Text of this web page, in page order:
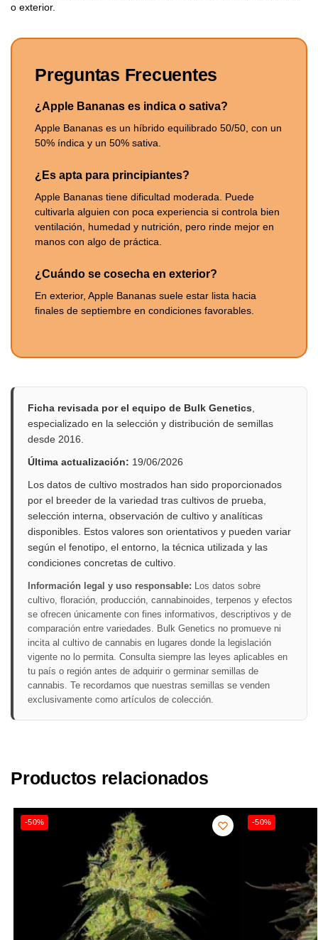
o exterior.
Preguntas Frecuentes
¿Apple Bananas es indica o sativa?
Apple Bananas es un híbrido equilibrado 50/50, con un
50% índica y un 50% sativa.
¿Es apta para principiantes?
Apple Bananas tiene dificultad moderada. Puede
cultivarla alguien con poca experiencia si controla bien
ventilación, humedad y nutrición, pero rinde mejor en
manos con algo de práctica.
¿Cuándo se cosecha en exterior?
En exterior, Apple Bananas suele estar lista hacia
finales de septiembre en condiciones favorables.
Ficha revisada por el equipo de Bulk Genetics
especializado en la selección y distribución de semillas
desde 2016.
Última actualización: 19/06/2026
Los datos de cultivo mostrados han sido proporcionados
por el breeder de la variedad tras cultivos de prueba,
selección interna, observación de cultivo y analíticas
disponibles. Estos valores son orientativos y pueden variar
según el fenotipo, el entorno, la técnica utilizada y las
condiciones concretas de cultivo.
Información legal y uso responsable: Los datos sobre
cultivo, floración, producción, cannabinoides, terpenos y efectos
se ofrecen únicamente con fines informativos, descriptivos y de
comparación entre variedades. Bulk Genetics no promueve ni
incita al cultivo de cannabis en lugares donde la legislación
vigente no lo permita. Consulta siempre las leyes aplicables en
tu país o región antes de adquirir o germinar semillas de
cannabis. Te recordamos que nuestras semillas se venden
exclusivamente como artículos de colección.
Productos relacionados
-50% -50%